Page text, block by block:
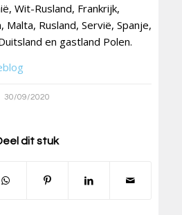
Wit-Rusland, Frankrijk,
Malta, Rusland, Servië, Spanje,
en gastland Polen.
30/09/2020
dit stuk